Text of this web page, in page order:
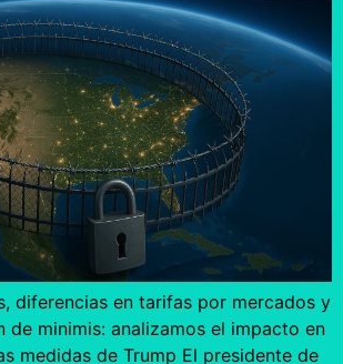
diferencias en tarifas por mercados y
de minimis: analizamos el impacto en
medidas de Trump El presidente de